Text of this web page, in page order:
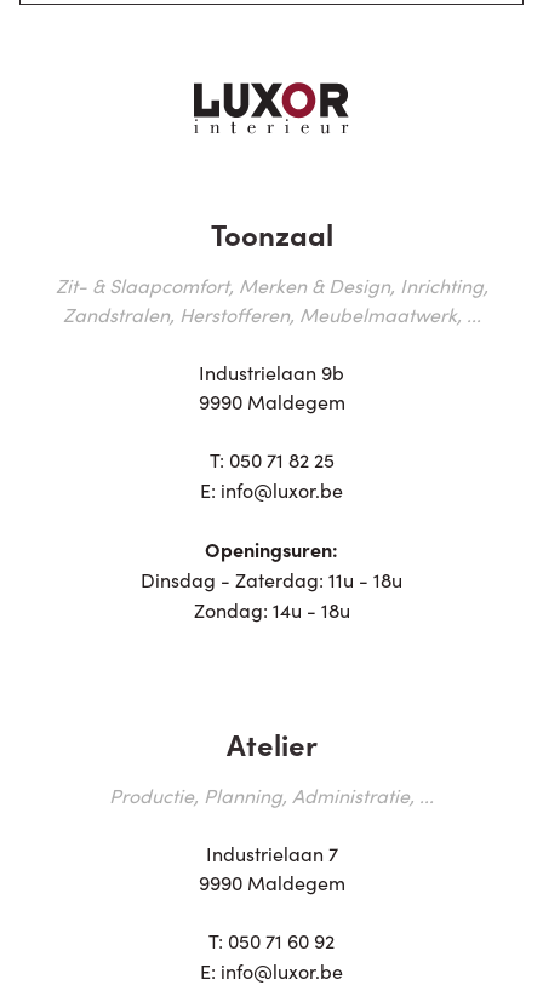
Toonzaal
Zit- & Slaapcomfort, Merken & Design, Inrichting,
Zandstralen, Herstofferen, Meubelmaatwerk, ...
Industrielaan 9b
9990 Maldegem
T: 050 71 82 25
E: info@luxor.be
Openingsuren:
Dinsdag - Zaterdag: 11u - 18u
Zondag: 14u - 18u
Atelier
Productie, Planning, Administratie, ...
Industrielaan 7
9990 Maldegem
T: 050 71 60 92
E: info@luxor.be